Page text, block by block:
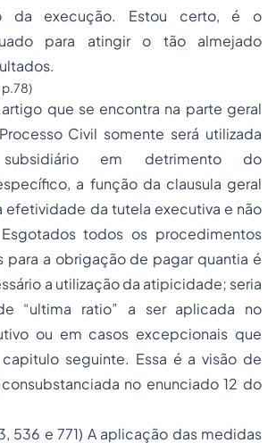
da execução. Estou certo, é o
para atingir o tão almejado
que se encontra na parte geral
Civil somente será utilizada
em detrimento do
a função da clausula geral
efetividade da tutela executiva e não
todos os procedimentos
para a obrigação de pagar quantia é
a utilização da atipicidade; seria
“ultima ratio” a ser aplicada no
ou em casos excepcionais que
seguinte. Essa é a visão de
no enunciado 12 do
536 e 771) A aplicação das medidas